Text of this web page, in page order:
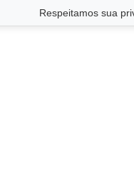
Respeitamos sua